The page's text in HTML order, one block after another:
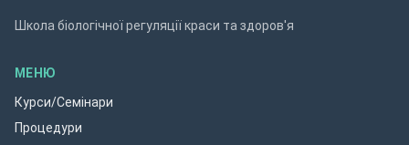
Школа біологічної регуляції краси та здоров'я
МЕНЮ
Курси/Семінари
Процедури